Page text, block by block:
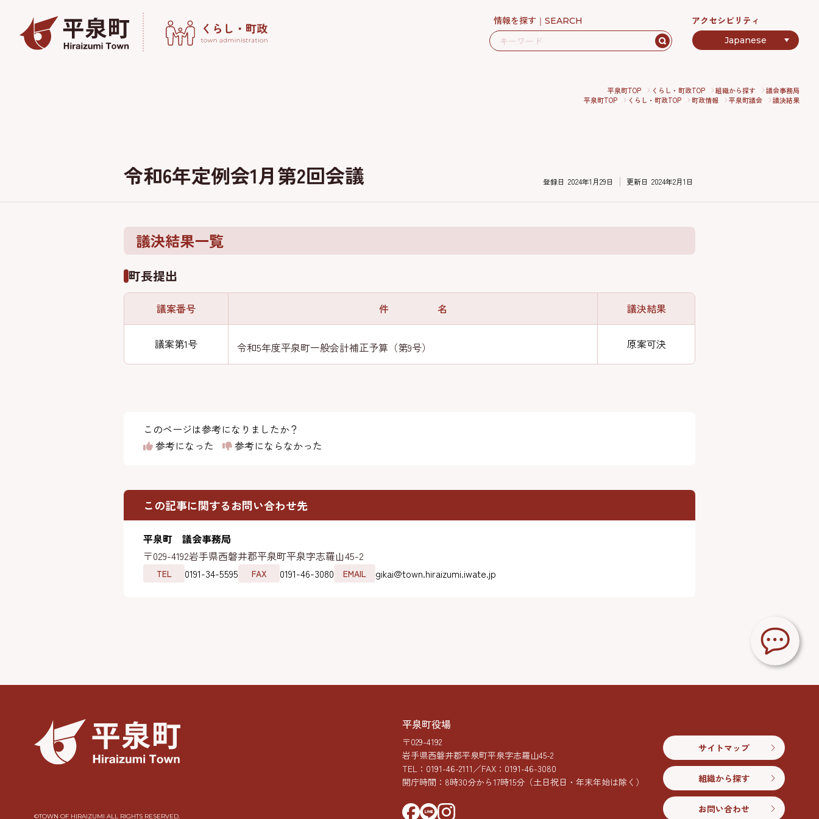
情報を探す SEARCH アクセシビリティ
平泉町TOP くらし・町政TOP 組織から探す
議会事務局
平泉町TOP
くらし・町政TOP 町政情報 平泉町議会 議決結果
令和6年定例会1月第2回会議 登録日 2024年1月29日 更新日 2024年2月1日
議決結果一覧
町長提出
議案番号 件 名 議決結果
議案第1号 令和5年度平泉町一般会計補正予算（第9号） 原案可決
このページは参考になりましたか？
参考になった
参考にならなかった
この記事に関するお問い合わせ先
平泉町 議会事務局
〒029-4192岩手県西磐井郡平泉町平泉字志羅山45-2
TEL 0191-34-5595 FAX 0191-46-3080 EMAIL gikai@town.hiraizumi.iwate.jp
©︎TOWN OF HIRAIZUMI ALL RIGHTS RESERVED.
平泉町役場
〒029-4192
岩手県西磐井郡平泉町平泉字志羅山45-2
TEL： 0191-46-2111／FAX：0191-46-3080
開庁時間：8時30分から17時15分 （土日祝日・年末年始は除く）
サイトマップ
組織から探す
お問い合わせ